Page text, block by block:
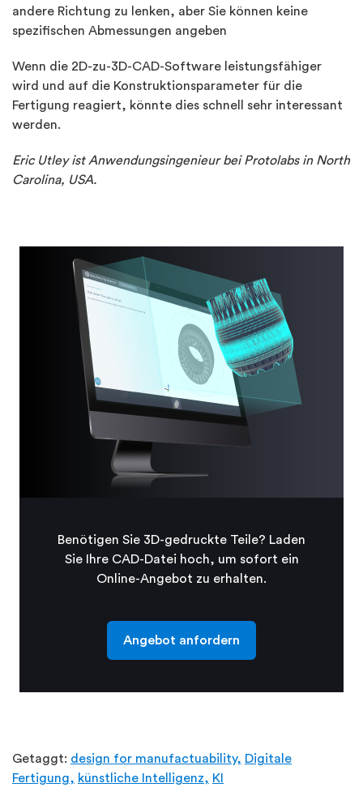
andere Richtung zu lenken, aber Sie können keine
spezifischen Abmessungen angeben
Wenn die 2D-zu-3D-CAD-Software leistungsfähiger
wird und auf die Konstruktionsparameter für die
Fertigung reagiert, könnte dies schnell sehr interessant
werden.
Eric Utley ist Anwendungsingenieur bei Protolabs in North
Carolina, USA.
Benötigen Sie 3D-gedruckte Teile? Laden
Sie Ihre CAD-Datei hoch, um sofort ein
Online-Angebot zu erhalten.
Angebot anfordern
Getaggt: design for manufactuability, Digitale
Fertigung, künstliche Intelligenz, KI